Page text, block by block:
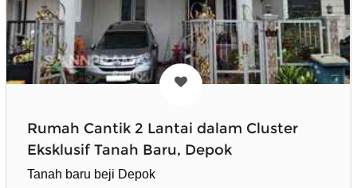
Rumah Cantik 2 Lantai dalam Cluster
Eksklusif Tanah Baru, Depok
Tanah baru beji Depok